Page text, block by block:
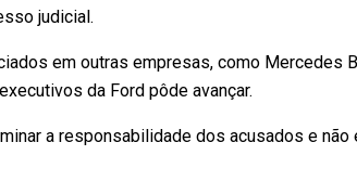
judicial.
em outras empresas, como Mercedes
da Ford pôde avançar.
a responsabilidade dos acusados e não